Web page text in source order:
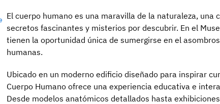
El cuerpo humano es una maravilla de la naturaleza, una
secretos fascinantes y misterios por descubrir. En el
tienen la oportunidad única de sumergirse en el
humanas.
Ubicado en un moderno edificio diseñado para inspirar
Cuerpo Humano ofrece una experiencia educativa e
Desde modelos anatómicos detallados hasta